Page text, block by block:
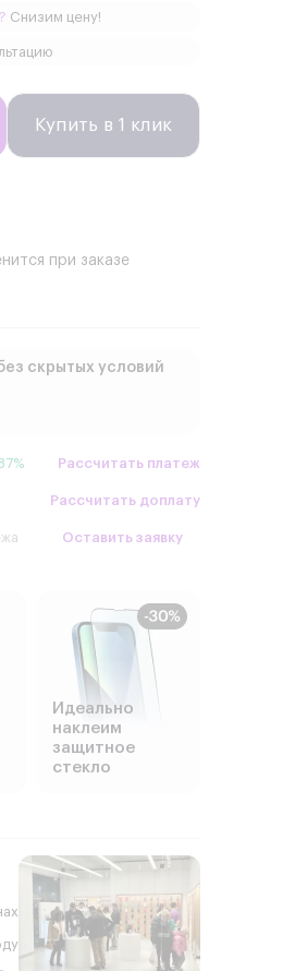
Снизим цену!
Купить в 1 клик
при заказе
скрытых условий
Рассчитать платеж
Рассчитать доплату
Оставить заявку
Идеально
наклеим
защитное
стекло